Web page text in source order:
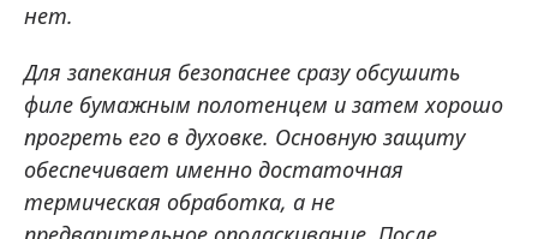
нет.
Для запекания безопаснее сразу обсушить
филе бумажным полотенцем и затем хорошо
прогреть его в духовке. Основную защиту
обеспечивает именно достаточная
термическая обработка, а не